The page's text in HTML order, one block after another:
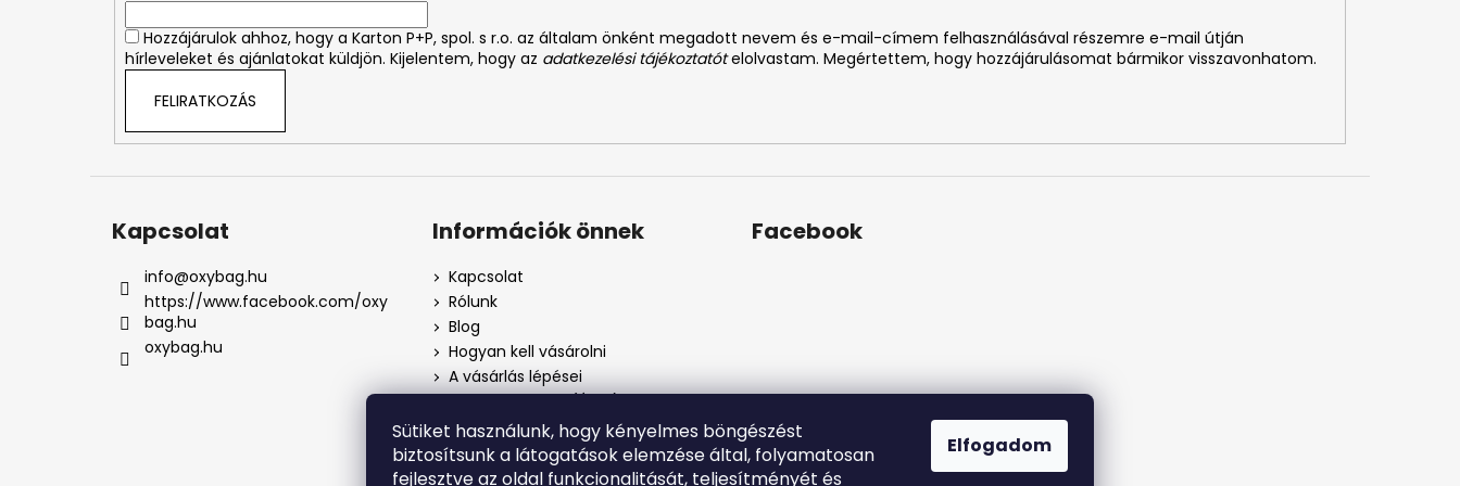
Sütiket használunk, hogy kényelmes böngészést
biztosítsunk a látogatások elemzése által, folyamatosan
fejlesztve az oldal funkcionalitását, teljesítményét és
Elfogadom
Hozzájárulok ahhoz, hogy a Karton P+P, spol. s r.o. az általam önként megadott nevem és e-mail-címem felhasználásával részemre e-mail útján
hírleveleket és ajánlatokat küldjön. Kijelentem, hogy az adatkezelési tájékoztatótelolvastam. Megértettem, hogy hozzájárulásomat bármikor visszavonhatom.
FELIRATKOZÁS
Kapcsolat
info@oxybag.hu
https://www.facebook.com/oxy
bag.hu
oxybag.hu
Információk önnek
Kapcsolat
Rólunk
Blog
Hogyan kell vásárolni
A vásárlás lépései
Adatkezelési tájékoztató
Panaszos eljárás
Panaszjelenté
Facebook